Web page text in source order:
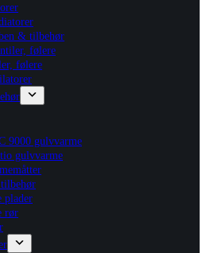
& tilbehør
følere
følere
9000 gulvvarme
gulvvarme
plader
rør